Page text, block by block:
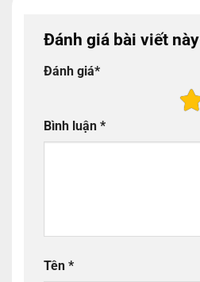
Đánh giá bài viết này
Đánh giá*
Bình luận *
Tên *